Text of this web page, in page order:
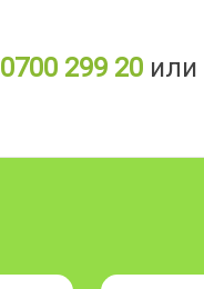
0700 299 20или